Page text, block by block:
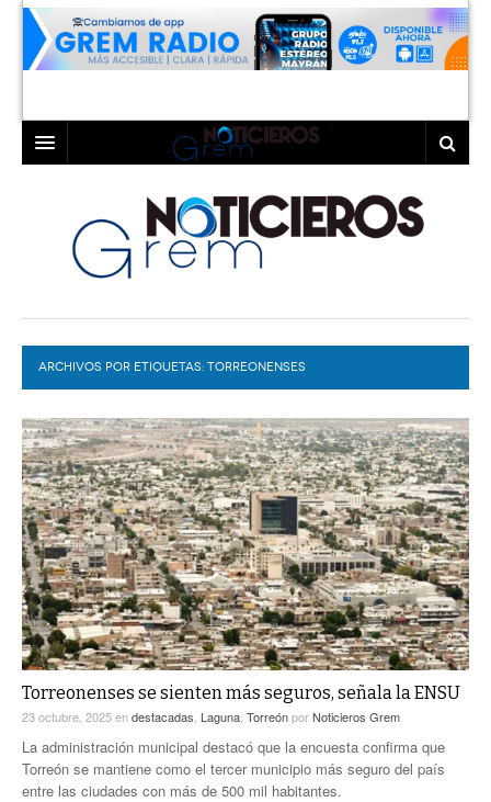
LAGUNA
TORREÓN
GÓMEZ PALACIO
LERDO
COAHUILA
DURANGO
DEPORTES
EXA
EL EXACTO
EXA INFORMA
GLOBO
CONTEXTOS
TRAYECTO LAGUNA
A MEDIA MAÑANA
A TODA LEY
DIÁLOGOS CON LA HISTORIA
TWEETS AND BEATS
LA MEJOR 97.1 ESTÉREO GALLITO
ACTUALIDADES GREM
LA MEJOR INFORMACIÓN
COLABORADORES
PC29
ACTUALIDADES GREM
ARCHIVOS POR ETIQUETAS: TORREONENSES
Torreonenses se sienten más seguros, señala la ENSU
23 octubre, 2025endestacadas Laguna TorreónporNoticieros Grem
La administración municipal destacó que la encuesta confirma que
Torreón se mantiene como el tercer municipio más seguro del país
entre las ciudades con más de 500 mil habitantes.